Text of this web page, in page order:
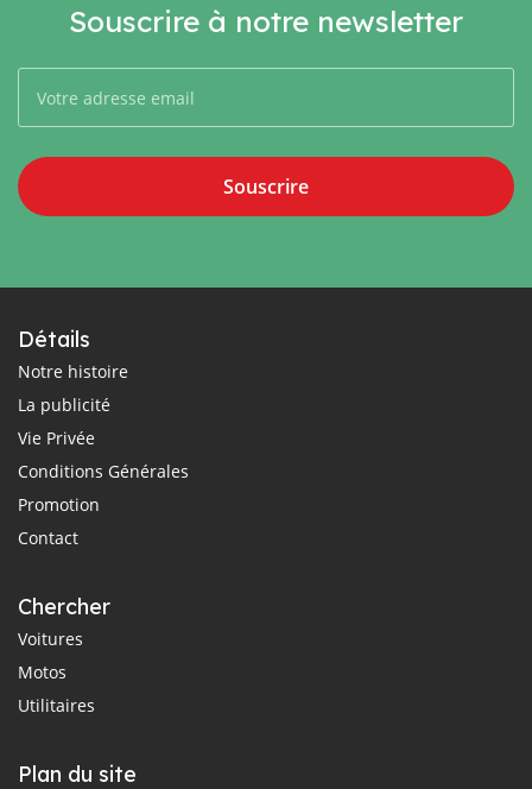
Souscrire à notre newsletter
Souscrire
Détails
Notre histoire
La publicité
Vie Privée
Conditions Générales
Promotion
Contact
Chercher
Voitures
Motos
Utilitaires
Plan du site